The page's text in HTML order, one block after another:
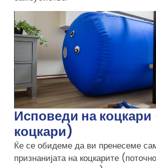
Исповеди на
коцкари)
Ќе се обидеме да ви пренесеме
признанијата на коцкарите